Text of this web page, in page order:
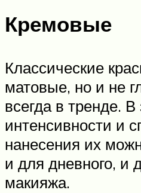
Кремовые
Классические
матовые, но и не
всегда в тренде.
интенсивности и
нанесения их
и для дневного, и
макияжа.